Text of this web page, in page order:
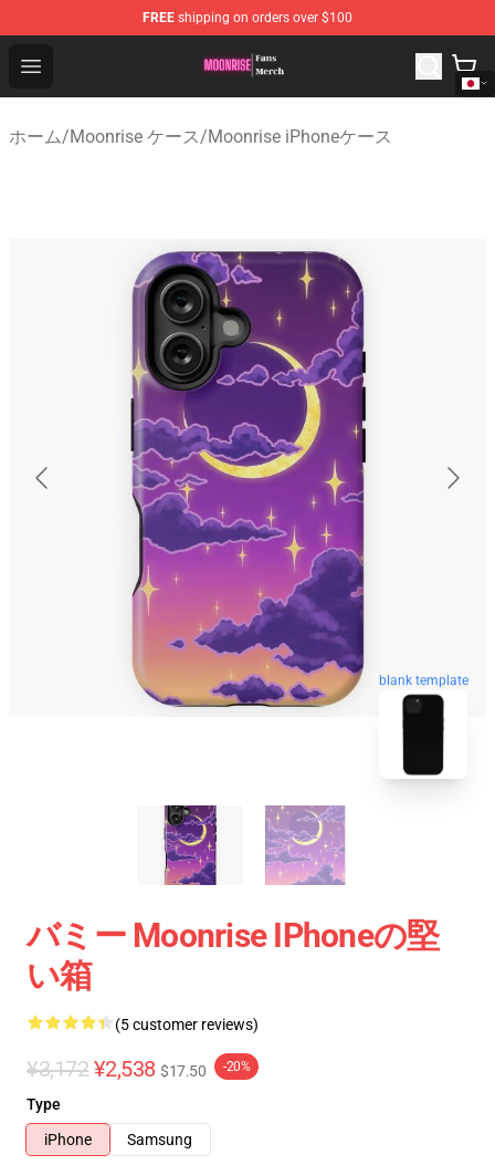
FREE shipping on orders over $100
Open menu
Moonrise Store - Official Moonrise Merchandise Shop
ホーム/Moonrise ケース/Moonrise iPhoneケース
blank template
バミー Moonrise IPhoneの堅
い箱
(5 customer reviews)
¥3,172 ¥2,538 $17.50 -20%
Type
iPhone
Samsung